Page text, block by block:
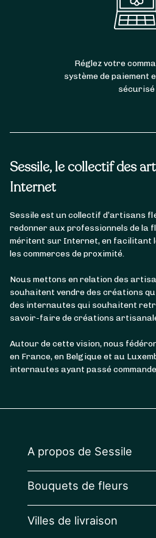
Sessile, le collectif des
Internet
Sessile est un collectif d’artisans
redonner aux professionnels de la
méritent sur Internet, en facilitant
les commerces de proximité.
Nous mettons en relation des
souhaitent vendre des créations
des internautes qui souhaitent
savoir-faire de créations
Autour de cette vision, nous
en France, en Belgique et au
internautes ayant passé commande
Réglez votre
système de paiement
sécurisé
A propos de Sessile
Bouquets de fleurs
Villes de livraison